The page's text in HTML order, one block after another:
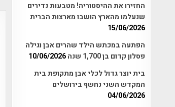
החזירו את ההיסטוריה! מטבעות נדירים
שנעלמו מהארץ הושבו מארצות הברית
15/06/2026
הפתעה במכתש הילד שהרים אבן וגילה
פסלון קדום בן 1,700 שנה
10/06/2026
בית יוצר גדול לכלי אבן מתקופת בית
המקדש השני נחשף בירושלים
04/06/2026